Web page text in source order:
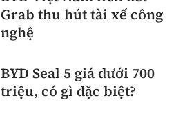
Grab thu hút tài xế công
nghệ
BYD Seal 5 giá dưới 700
triệu, có gì đặc biệt?